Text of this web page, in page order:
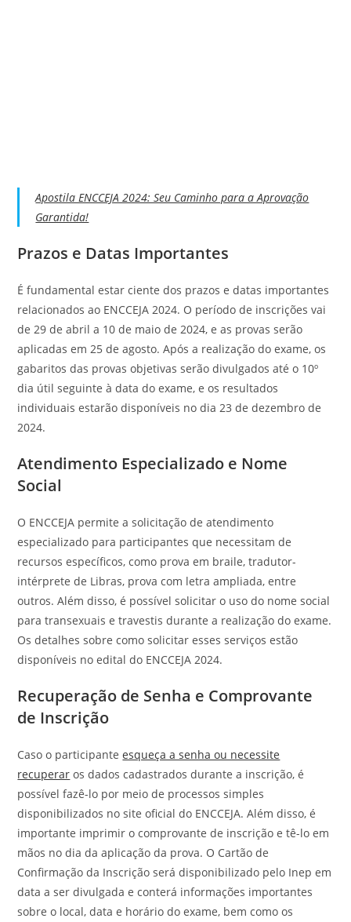
Apostila ENCCEJA 2024: Seu Caminho para a Aprovação
Garantida!
Prazos e Datas Importantes
É fundamental estar ciente dos prazos e datas importantes
relacionados ao ENCCEJA 2024. O período de inscrições vai
de 29 de abril a 10 de maio de 2024, e as provas serão
aplicadas em 25 de agosto. Após a realização do exame, os
gabaritos das provas objetivas serão divulgados até o 10º
dia útil seguinte à data do exame, e os resultados
individuais estarão disponíveis no dia 23 de dezembro de
2024.
Atendimento Especializado e Nome
Social
O ENCCEJA permite a solicitação de atendimento
especializado para participantes que necessitam de
recursos específicos, como prova em braile, tradutor-
intérprete de Libras, prova com letra ampliada, entre
outros. Além disso, é possível solicitar o uso do nome social
para transexuais e travestis durante a realização do exame.
Os detalhes sobre como solicitar esses serviços estão
disponíveis no edital do ENCCEJA 2024.
Recuperação de Senha e Comprovante
de Inscrição
Caso o participanteesqueça a senha ou necessite
recuperar os dados cadastrados durante a inscrição, é
possível fazê-lo por meio de processos simples
disponibilizados no site oficial do ENCCEJA. Além disso, é
importante imprimir o comprovante de inscrição e tê-lo em
mãos no dia da aplicação da prova. O Cartão de
Confirmação da Inscrição será disponibilizado pelo Inep em
data a ser divulgada e conterá informações importantes
sobre o local, data e horário do exame, bem como os